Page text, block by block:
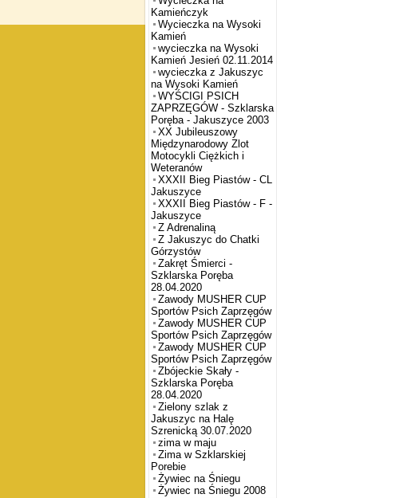
Kamieńczyk
Wycieczka na Wysoki
Kamień
wycieczka na Wysoki
Kamień Jesień 02.11.2014
wycieczka z Jakuszyc
na Wysoki Kamień
WYŚCIGI PSICH
ZAPRZĘGÓW - Szklarska
Poręba - Jakuszyce 2003
XX Jubileuszowy
Międzynarodowy Zlot
Motocykli Ciężkich i
Weteranów
XXXII Bieg Piastów - CL
Jakuszyce
XXXII Bieg Piastów - F -
Jakuszyce
Z Adrenaliną
Z Jakuszyc do Chatki
Górzystów
Zakręt Śmierci -
Szklarska Poręba
28.04.2020
Zawody MUSHER CUP
Sportów Psich Zaprzęgów
Zawody MUSHER CUP
Sportów Psich Zaprzęgów
Zawody MUSHER CUP
Sportów Psich Zaprzęgów
Zbójeckie Skały -
Szklarska Poręba
28.04.2020
Zielony szlak z
Jakuszyc na Halę
Szrenicką 30.07.2020
zima w maju
Zima w Szklarskiej
Porebie
Żywiec na Śniegu
Żywiec na Śniegu 2008